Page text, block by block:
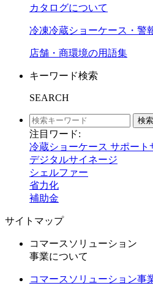
カタログについて
冷凍冷蔵ショーケース・警
店舗・商環境の用語集
キーワード検索
SEARCH
検索
注目ワード:
冷蔵ショーケース サポート
デジタルサイネージ
シェルファー
省力化
補助金
サイトマップ
コマースソリューション
事業について
コマースソリューション事